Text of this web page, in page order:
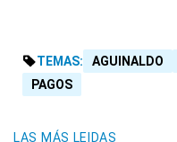
TEMAS: AGUINALDO
PAGOS
LAS MÁS LEIDAS